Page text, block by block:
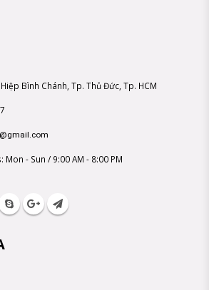
Bình Chánh, Tp. Thủ Đức, Tp. HCM
Mon - Sun / 9:00 AM - 8:00 PM